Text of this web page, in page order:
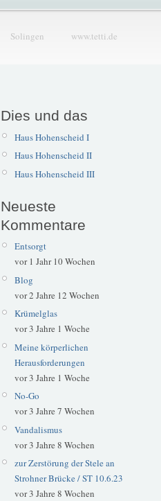
Solingen www.tetti.de
Dies und das
Haus Hohenscheid I
Haus Hohenscheid II
Haus Hohenscheid III
Neueste
Kommentare
Entsorgt
vor 1 Jahr 10 Wochen
Blog
vor 2 Jahre 12 Wochen
Krümelglas
vor 3 Jahre 1 Woche
Meine körperlichen
Herausforderungen
vor 3 Jahre 1 Woche
No-Go
vor 3 Jahre 7 Wochen
Vandalismus
vor 3 Jahre 8 Wochen
zur Zerstörung der Stele an
Strohner Brücke / ST 10.6.23
vor 3 Jahre 8 Wochen